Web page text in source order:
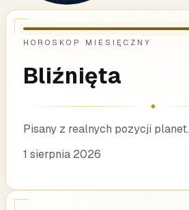
HOROSKOP MIESIĘCZNY
Bliźnięta
Pisany z realnych pozycji planet.
1 sierpnia 2026